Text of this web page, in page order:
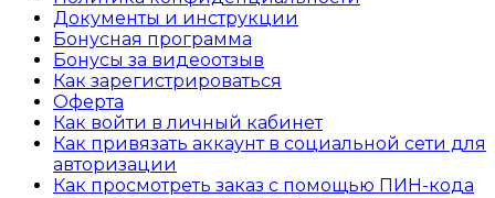
Документы и инструкции
Бонусная программа
Бонусы за видеоотзыв
Как зарегистрироваться
Оферта
Как войти в личный кабинет
Как привязать аккаунт в социальной сети для
авторизации
Как просмотреть заказ с помощью ПИН-кода